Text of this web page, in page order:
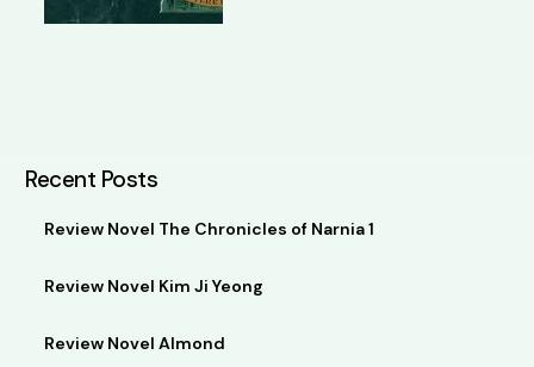
Recent Posts
Review Novel The Chronicles of Narnia 1
Review Novel Kim Ji Yeong
Review Novel Almond